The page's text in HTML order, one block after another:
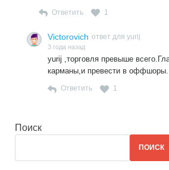
Ответить 1
Victorovich ответ для yurij
3 года назад
yurij ,торговля превыше
карманы,и превести в оффшоры.
Ответить 1
Поиск
ПОИСК